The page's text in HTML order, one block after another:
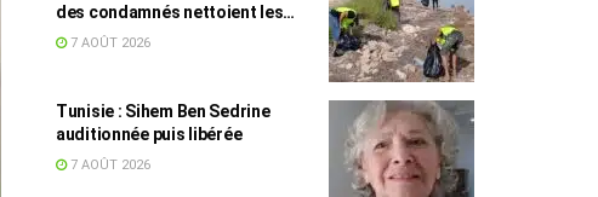
des condamnés nettoient les
plages
7 AOÛT 2026
Tunisie : Sihem Ben Sedrine
auditionnée puis libérée
7 AOÛT 2026